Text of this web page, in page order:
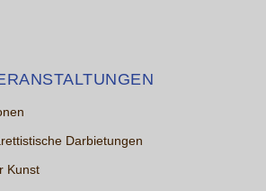
Darbietungen
Kunst